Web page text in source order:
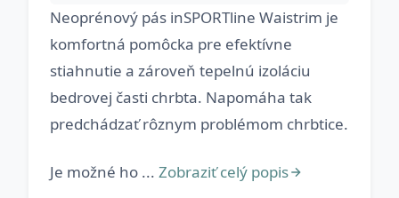
Neoprénový pás inSPORTline Waistrim je
komfortná pomôcka pre efektívne
stiahnutie a zároveň tepelnú izoláciu
bedrovej časti chrbta. Napomáha tak
predchádzať rôznym problémom chrbtice.
Je možné ho ... Zobraziť celý popis